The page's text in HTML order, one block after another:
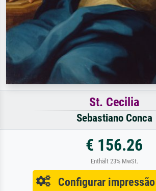
St. Cecilia
Sebastiano Conca
€ 156.26
Enthält 23% MwSt.
Configurar